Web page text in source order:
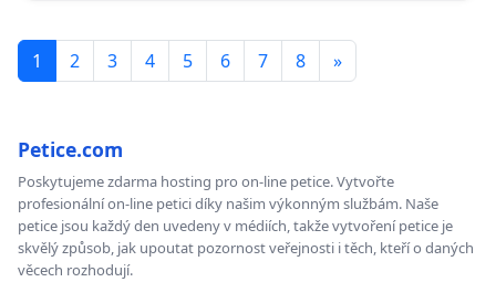
1 2 3 4 5 6 7 8 »
Petice.com
Poskytujeme zdarma hosting pro on-line petice. Vytvořte
profesionální on-line petici díky našim výkonným službám. Naše
petice jsou každý den uvedeny v médiích, takže vytvoření petice je
skvělý způsob, jak upoutat pozornost veřejnosti i těch, kteří o daných
věcech rozhodují.